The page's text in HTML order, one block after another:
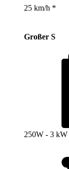
25 km/h *
Großer S
250W - 3 kW